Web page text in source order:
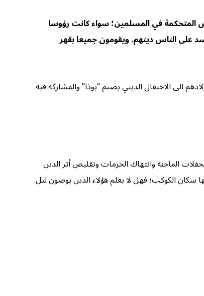
المتحكمة في المسلمين؛ سواء كانت رؤوسا
على الناس دينهم. ويقومون جميعا بقهر
الى الاحتفال الديني بصنم “بوذا” والمشاركة فيه
الماجنة وانتهاك الحرمات وتقليص أثر الدين
سكان الكوكب؛ فهل لا يعلم هؤلاء الذين يوصون ليل